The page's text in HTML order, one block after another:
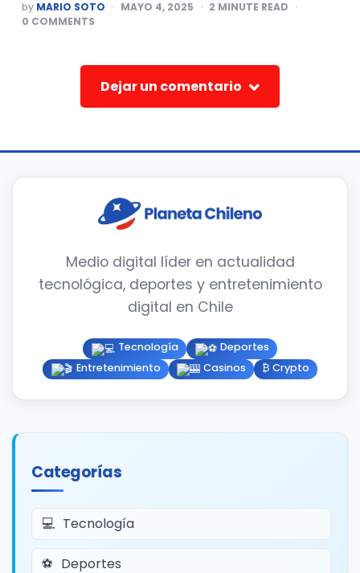
POSTED
BY
by MARIO SOTO MAYO 4, 2025 2 MINUTE READ
0 COMMENTS
Dejar un comentario
Medio digital líder en actualidad
tecnológica, deportes y entretenimiento
digital en Chile
Tecnología
Deportes
Entretenimiento
Casinos ₿ Crypto
Categorías
Tecnología
Deportes